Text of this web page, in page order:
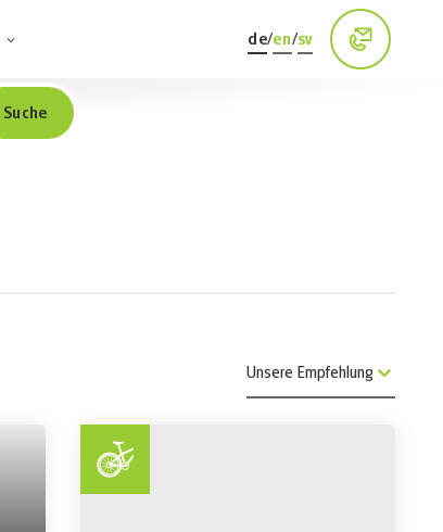
Suche
de/en/sv
Unsere Empfehlung